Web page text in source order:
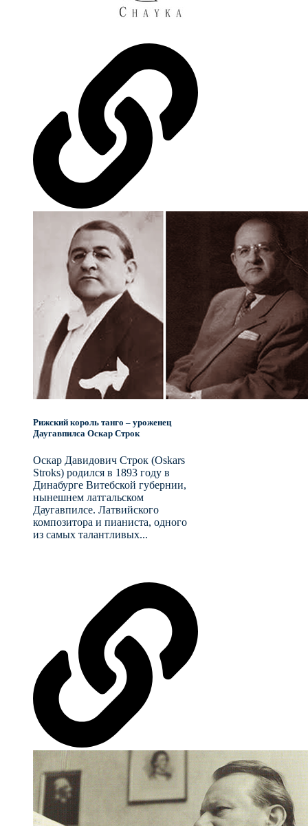
Рижский король танго – уроженец
Даугавпилса Оскар Строк
Оскар Давидович Строк (Oskars
Stroks) родился в 1893 году в
Динабурге Витебской губернии,
нынешнем латгальском
Даугавпилсе. Латвийского
композитора и пианиста, одного
из самых талантливых...